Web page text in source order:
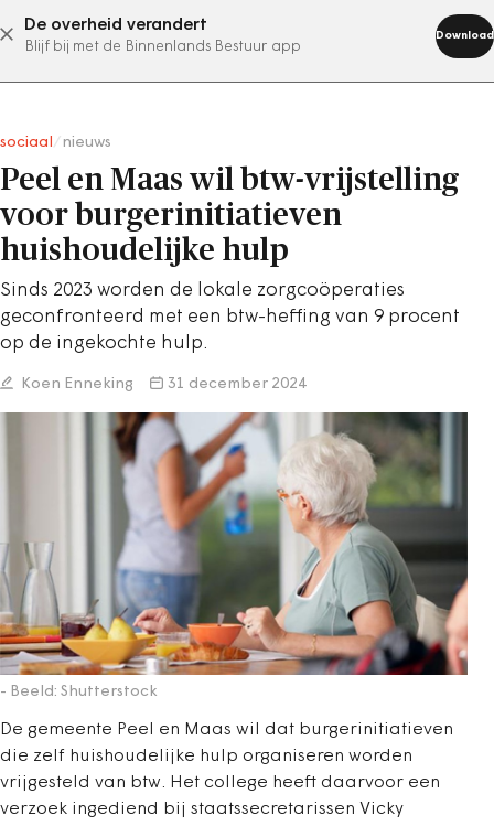
De overheid verandert
Blijf bij met de Binnenlands Bestuur app
Download
abonneer nu
sociaal nieuws
Peel en Maas wil btw-vrijstelling
voor burgerinitiatieven
huishoudelijke hulp
Sinds 2023 worden de lokale zorgcoöperaties
geconfronteerd met een btw-heffing van 9 procent
op de ingekochte hulp.
Koen Enneking 31 december 2024
- Beeld: Shutterstock
De gemeente Peel en Maas wil dat burgerinitiatieven
die zelf huishoudelijke hulp organiseren worden
vrijgesteld van btw. Het college heeft daarvoor een
verzoek ingediend bij staatssecretarissen Vicky